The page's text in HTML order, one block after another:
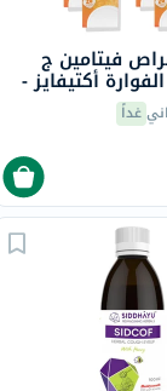
فيتامين ج
الفوارة أكتيفايز -
غداً